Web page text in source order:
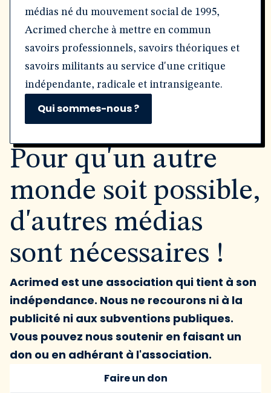
médias né du mouvement social de 1995,
Acrimed cherche à mettre en commun
savoirs professionnels, savoirs théoriques et
savoirs militants au service d'une critique
indépendante, radicale et intransigeante.
Qui sommes-nous ?
Pour qu'un autre
monde soit possible,
d'autres médias
sont nécessaires !
Acrimed est une association qui tient à son
indépendance. Nous ne recourons ni à la
publicité ni aux subventions publiques.
Vous pouvez nous soutenir en faisant un
don ou en adhérant à l'association.
Faire un don